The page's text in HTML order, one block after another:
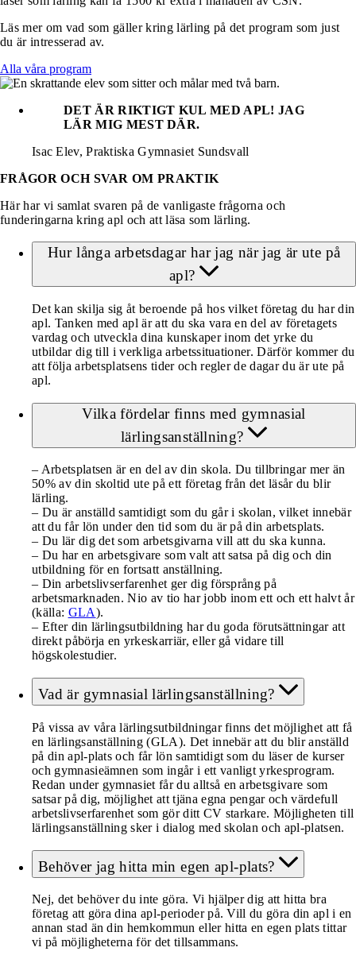
Läs mer om vad som gäller kring lärling på det program som just
du är intresserad av.
Alla våra program
DET ÄR RIKTIGT KUL MED APL! JAG
LÄR MIG MEST DÄR.
Isac Elev, Praktiska Gymnasiet Sundsvall
FRÅGOR OCH SVAR OM PRAKTIK
Här har vi samlat svaren på de vanligaste frågorna och
funderingarna kring apl och att läsa som lärling.
Hur långa arbetsdagar har jag när jag är ute på
apl?
Det kan skilja sig åt beroende på hos vilket företag du har din
apl. Tanken med apl är att du ska vara en del av företagets
vardag och utveckla dina kunskaper inom det yrke du
utbildar dig till i verkliga arbetssituationer. Därför kommer du
att följa arbetsplatsens tider och regler de dagar du är ute på
apl.
Vilka fördelar finns med gymnasial
lärlingsanställning?
– Arbetsplatsen är en del av din skola. Du tillbringar mer än
50% av din skoltid ute på ett företag från det läsår du blir
lärling.
– Du är anställd samtidigt som du går i skolan, vilket innebär
att du får lön under den tid som du är på din arbetsplats.
– Du lär dig det som arbetsgivarna vill att du ska kunna.
– Du har en arbetsgivare som valt att satsa på dig och din
utbildning för en fortsatt anställning.
– Din arbetslivserfarenhet ger dig försprång på
arbetsmarknaden. Nio av tio har jobb inom ett och ett halvt år
(källa: GLA).
– Efter din lärlingsutbildning har du goda förutsättningar att
direkt påbörja en yrkeskarriär, eller gå vidare till
högskolestudier.
Vad är gymnasial lärlingsanställning?
På vissa av våra lärlingsutbildningar finns det möjlighet att få
en lärlingsanställning (GLA). Det innebär att du blir anställd
på din apl-plats och får lön samtidigt som du läser de kurser
och gymnasieämnen som ingår i ett vanligt yrkesprogram.
Redan under gymnasiet får du alltså en arbetsgivare som
satsar på dig, möjlighet att tjäna egna pengar och värdefull
arbetslivserfarenhet som gör ditt CV starkare. Möjligheten till
lärlingsanställning sker i dialog med skolan och apl-platsen.
Behöver jag hitta min egen apl-plats?
Nej, det behöver du inte göra. Vi hjälper dig att hitta bra
företag att göra dina apl-perioder på. Vill du göra din apl i en
annan stad än din hemkommun eller hitta en egen plats tittar
vi på möjligheterna för det tillsammans.